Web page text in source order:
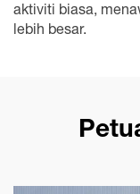
aktiviti biasa,
lebih besar.